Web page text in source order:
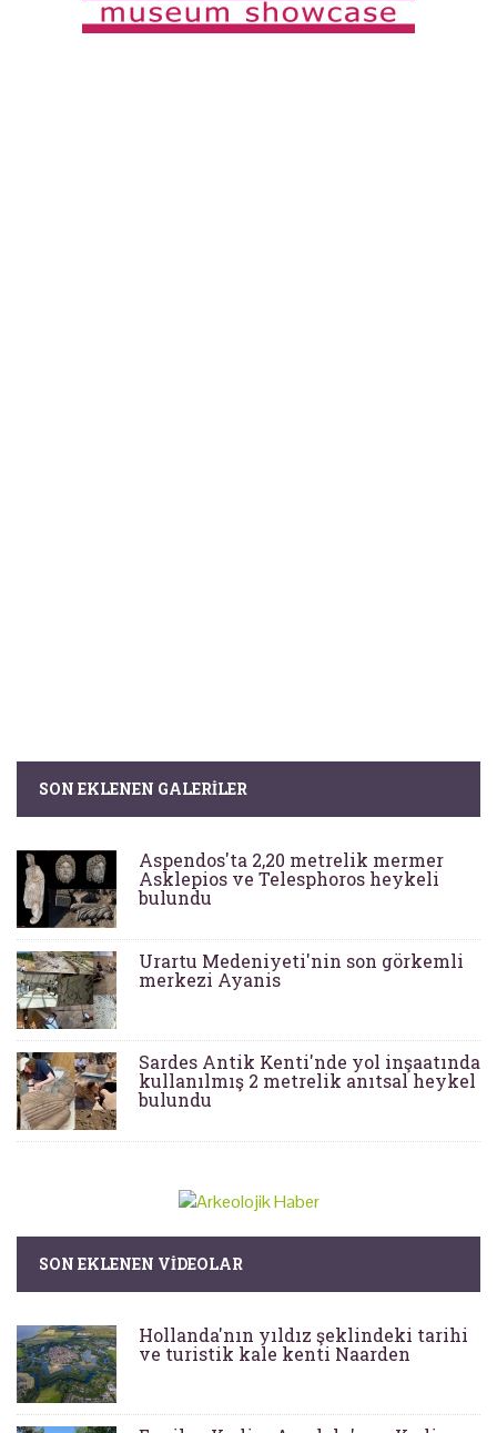
SON EKLENEN GALERILER
Aspendos'ta 2,20 metrelik mermer
Asklepios ve Telesphoros heykeli
bulundu
Urartu Medeniyeti'nin son görkemli
merkezi Ayanis
Sardes Antik Kenti'nde yol inşaatında
kullanılmış 2 metrelik anıtsal heykel
bulundu
SON EKLENEN VIDEOLAR
Hollanda'nın yıldız şeklindeki tarihi
ve turistik kale kenti Naarden